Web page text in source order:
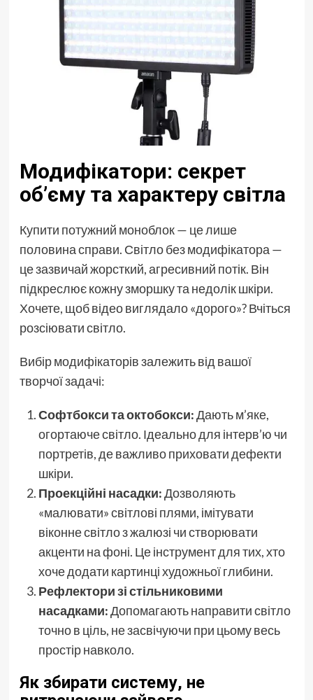
Модифікатори: секрет
об’єму та характеру світла
Купити потужний моноблок — це лише
половина справи. Світло без модифікатора —
це зазвичай жорсткий, агресивний потік. Він
підкреслює кожну зморшку та недолік шкіри.
Хочете, щоб відео виглядало «дорого»? Вчіться
розсіювати світло.
Вибір модифікаторів залежить від вашої
творчої задачі:
Софтбокси та октобокси:Дають м’яке,
огортаюче світло. Ідеально для інтерв’ю чи
портретів, де важливо приховати дефекти
шкіри.
Проекційні насадки:Дозволяють
«малювати» світлові плями, імітувати
віконне світло з жалюзі чи створювати
акценти на фоні. Це інструмент для тих, хто
хоче додати картинці художньої глибини.
Рефлектори зі стільниковими
насадками:Допомагають направити світло
точно в ціль, не засвічуючи при цьому весь
простір навколо.
Як збирати систему, не